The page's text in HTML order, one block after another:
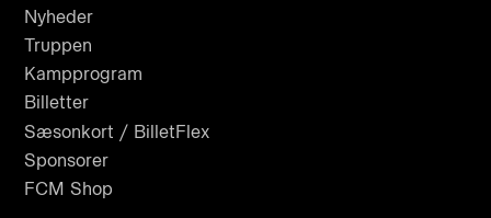
Nyheder
Truppen
Kampprogram
Billetter
Sæsonkort / BilletFlex
Sponsorer
FCM Shop